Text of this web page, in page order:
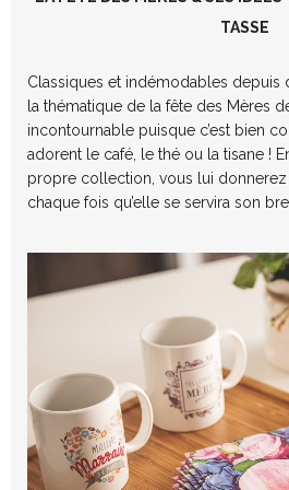
TASSE
Classiques et indémodables depuis
la thématique de la fête des Mères
incontournable puisque c’est bien
adorent le café, le thé ou la tisane !
propre collection, vous lui
chaque fois qu’elle se servira son